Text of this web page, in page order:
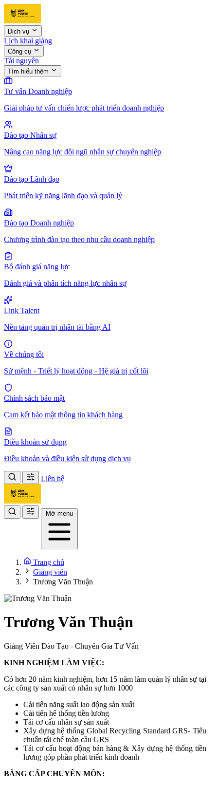
Dịch vụ
Lịch khai giảng
Công cụ
Tài nguyên
Tìm hiểu thêm
Tư vấn Doanh nghiệp
Giải pháp tư vấn chiến lược phát triển doanh nghiệp
Đào tạo Nhân sự
Nâng cao năng lực đội ngũ nhân sự chuyên nghiệp
Đào tạo Lãnh đạo
Phát triển kỹ năng lãnh đạo và quản lý
Đào tạo Doanh nghiệp
Chương trình đào tạo theo nhu cầu doanh nghiệp
Bộ đánh giá năng lực
Đánh giá và phân tích năng lực nhân sự
Link Talent
Nền tảng quản trị nhân tài bằng AI
Về chúng tôi
Sứ mệnh - Triết lý hoạt động - Hệ giá trị cốt lõi
Chính sách bảo mật
Cam kết bảo mật thông tin khách hàng
Điều khoản sử dụng
Điều khoản và điều kiện sử dụng dịch vụ
Liên hệ
Mở menu
Trang chủ
Giảng viên
Trương Văn Thuận
Trương Văn Thuận
Giảng Viên Đào Tạo - Chuyên Gia Tư Vấn
KINH NGHIỆM LÀM VIỆC:
Có hơn 20 năm kinh nghiệm, hơn 15 năm làm quản lý nhân sự tại
các công ty sản xuất có nhân sự hơn 1000
Cải tiến năng suất lao động sản xuất
Cải tiến hê thống tiền lương
Tái cơ cấu nhân sự sản xuất
Xây dựng hệ thống Global Recycling Standard GRS- Tiêu
chuẩn tái chế toàn cầu GRS
Tái cơ cấu hoạt động bán hàng & Xây dựng hệ thống tiền
lương góp phần phát triển kinh doanh
BẰNG CẤP CHUYÊN MÔN: